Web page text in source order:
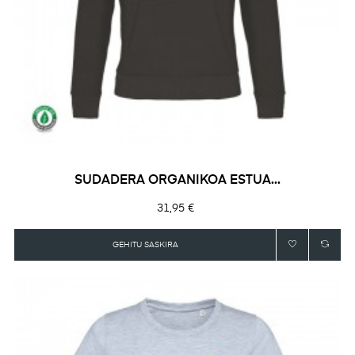
SUDADERA ORGANIKOA ESTUA...
Prezioa
31,95 €
GEHITU SASKIRA